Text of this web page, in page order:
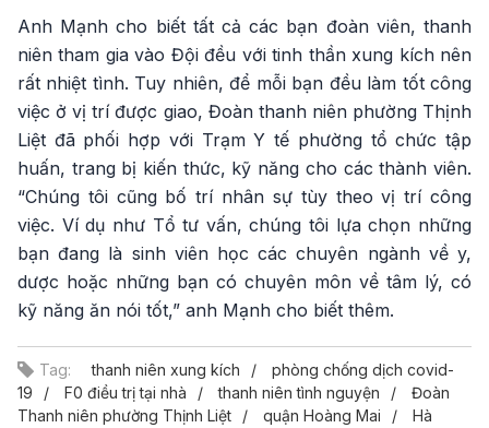
Anh Mạnh cho biết tất cả các bạn đoàn viên, thanh
niên tham gia vào Đội đều với tinh thần xung kích nên
rất nhiệt tình. Tuy nhiên, để mỗi bạn đều làm tốt công
việc ở vị trí được giao, Đoàn thanh niên phường Thịnh
Liệt đã phối hợp với Trạm Y tế phường tổ chức tập
huấn, trang bị kiến thức, kỹ năng cho các thành viên.
“Chúng tôi cũng bố trí nhân sự tùy theo vị trí công
việc. Ví dụ như Tổ tư vấn, chúng tôi lựa chọn những
bạn đang là sinh viên học các chuyên ngành về y,
dược hoặc những bạn có chuyên môn về tâm lý, có
kỹ năng ăn nói tốt,” anh Mạnh cho biết thêm.
Tag: thanh niên xung kích
phòng chống dịch covid-
19
F0 điều trị tại nhà thanh niên tình nguyện
Đoàn
Thanh niên phường Thịnh Liệt
quận Hoàng Mai
Hà